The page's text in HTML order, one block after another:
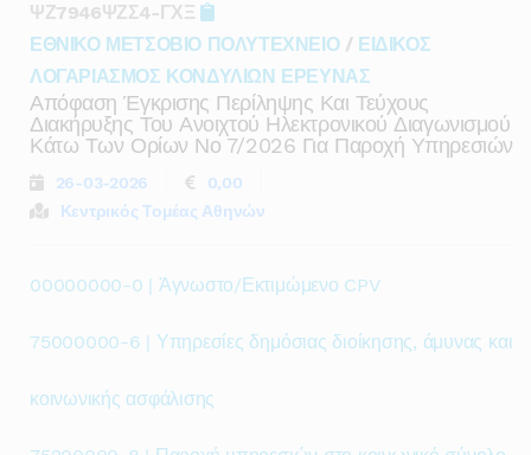
ΨΖ7946ΨΖΣ4-ΓΧΞ
ΕΘΝΙΚΟ ΜΕΤΣΟΒΙΟ ΠΟΛΥΤΕΧΝΕΙΟ/ ΕΙΔΙΚΟΣ
ΛΟΓΑΡΙΑΣΜΟΣ ΚΟΝΔΥΛΙΩΝ ΕΡΕΥΝΑΣ
Απόφαση Έγκρισης Περίληψης Και Τεύχους
Διακήρυξης Του Ανοιχτού Ηλεκτρονικού Διαγωνισμού
Κάτω Των Ορίων Νο 7/2026 Για Παροχή Υπηρεσιών
26-03-2026
0,00
Κεντρικός Τομέας Αθηνών
00000000-0 | Άγνωστο/Εκτιμώμενο CPV
75000000-6 | Υπηρεσίες δημόσιας διοίκησης, άμυνας και
κοινωνικής ασφάλισης